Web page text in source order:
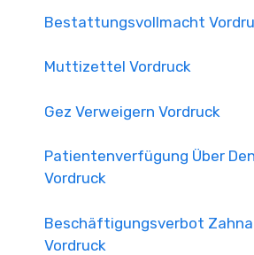
Bestattungsvollmacht
Muttizettel Vordruck
Gez Verweigern Vordruck
Patientenverfügung Über
Vordruck
Beschäftigungsverbot
Vordruck